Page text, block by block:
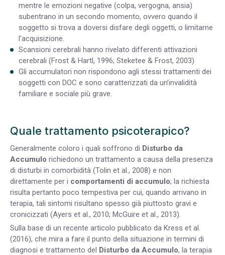
mentre le emozioni negative (colpa, vergogna, ansia)
subentrano in un secondo momento, ovvero quando il
soggetto si trova a doversi disfare degli oggetti, o limitarne
l’acquisizione.
Scansioni cerebrali hanno rivelato differenti attivazioni
cerebrali (Frost & Hartl, 1996; Steketee & Frost, 2003)
Gli accumulatori non rispondono agli stessi trattamenti dei
soggetti con DOC e sono caratterizzati da un’invalidità
familiare e sociale più grave.
Quale trattamento psicoterapico?
Generalmente coloro i quali soffrono di Disturbo da
Accumulo richiedono un trattamento a causa della presenza
di disturbi in comorbidità (Tolin et al., 2008) e non
direttamente per i comportamenti di accumulo; la richiesta
risulta pertanto poco tempestiva per cui, quando arrivano in
terapia, tali sintomi risultano spesso già piuttosto gravi e
cronicizzati (Ayers et al., 2010; McGuire et al., 2013).
Sulla base di un recente articolo pubblicato da Kress et al.
(2016), che mira a fare il punto della situazione in termini di
diagnosi e trattamento del Disturbo da Accumulo, la terapia